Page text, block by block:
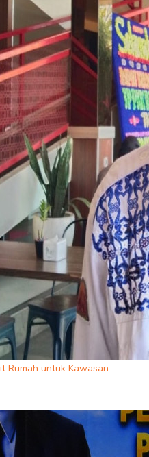
Rumah untuk Kawasan